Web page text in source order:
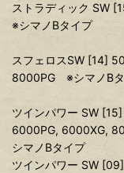
ストラディック SW
※シマノBタイプ
スフェロスSW [14]
8000PG ※シマノB
ツインパワー SW
6000PG, 6000XG,
シマノBタイプ
ツインパワー SW